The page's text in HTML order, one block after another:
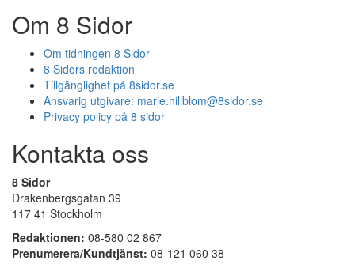
Om 8 Sidor
Om tidningen 8 Sidor
8 Sidors redaktion
Tillgänglighet på 8sidor.se
Ansvarig utgivare: marie.hillblom@8sidor.se
Privacy policy på 8 sidor
Kontakta oss
8 Sidor
Drakenbergsgatan 39
117 41 Stockholm
Redaktionen: 08-580 02 867
Prenumerera/Kundtjänst: 08-121 060 38